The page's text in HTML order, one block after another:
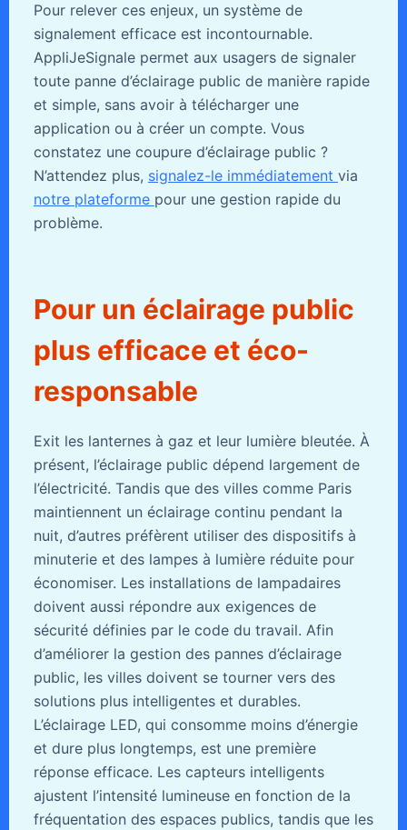
Pour relever ces enjeux, un système de
signalement efficace est incontournable.
AppliJeSignale permet aux usagers de signaler
toute panne d’éclairage public de manière rapide
et simple, sans avoir à télécharger une
application ou à créer un compte. Vous
constatez une coupure d’éclairage public ?
N’attendez plus, signalez-le immédiatement via
notre plateforme pour une gestion rapide du
problème.
Pour un éclairage public
plus efficace et éco-
responsable
Exit les lanternes à gaz et leur lumière bleutée. À
présent, l’éclairage public dépend largement de
l’électricité. Tandis que des villes comme Paris
maintiennent un éclairage continu pendant la
nuit, d’autres préfèrent utiliser des dispositifs à
minuterie et des lampes à lumière réduite pour
économiser. Les installations de lampadaires
doivent aussi répondre aux exigences de
sécurité définies par le code du travail. Afin
d’améliorer la gestion des pannes d’éclairage
public, les villes doivent se tourner vers des
solutions plus intelligentes et durables.
L’éclairage LED, qui consomme moins d’énergie
et dure plus longtemps, est une première
réponse efficace. Les capteurs intelligents
ajustent l’intensité lumineuse en fonction de la
fréquentation des espaces publics, tandis que les